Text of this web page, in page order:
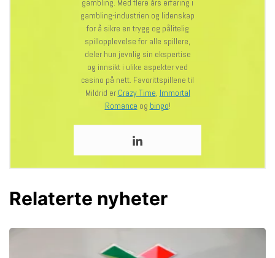
gambling. Med flere års erfaring i
gambling-industrien og lidenskap
for å sikre en trygg og pålitelig
spillopplevelse for alle spillere,
deler hun jevnlig sin ekspertise
og innsikt i ulike aspekter ved
casino på nett. Favorittspillene til
Mildrid er Crazy Time, Immortal
Romance og bingo!
Relaterte nyheter